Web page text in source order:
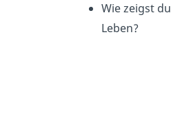
Wie zeigst du
Leben?